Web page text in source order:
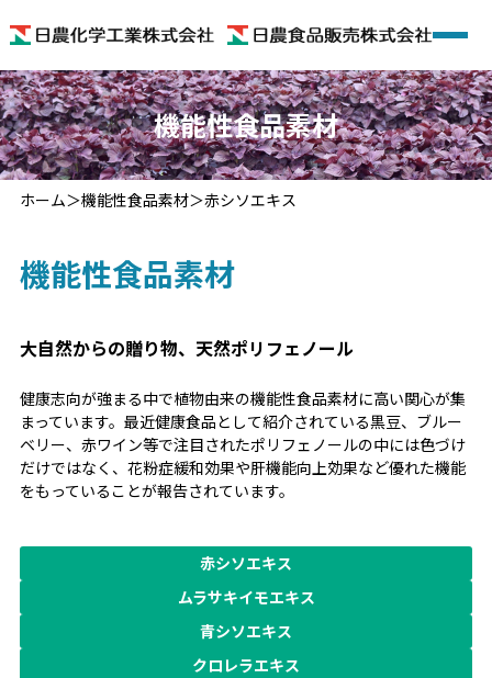
ホーム
会社概要
機能性食品素材
機能性食品
色のいろいろ
お問い合わせ
機能性食品素材
ホーム 機能性食品素材 赤シソエキス
機能性食品素材
大自然からの贈り物、天然ポリフェノール
健康志向が強まる中で植物由来の機能性食品素材に高い関心が集
まっています。最近健康食品として紹介されている黒豆、ブルー
ベリー、赤ワイン等で注目されたポリフェノールの中には色づけ
だけではなく、花粉症緩和効果や肝機能向上効果など優れた機能
をもっていることが報告されています。
赤シソエキス
ムラサキイモエキス
青シソエキス
クロレラエキス